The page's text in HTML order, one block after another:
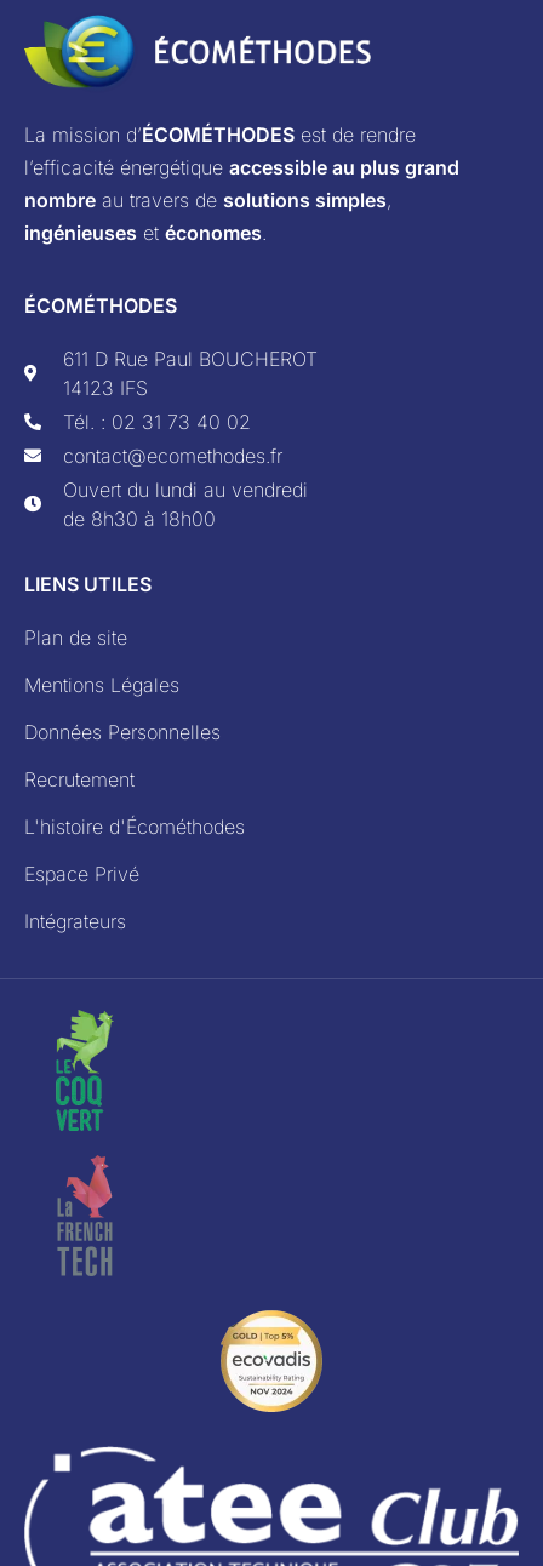
La mission d’ÉCOMÉTHODES est de rendre
l’efficacité énergétique accessible au plus grand
nombre au travers de solutions simples,
ingénieuses et économes
ÉCOMÉTHODES
611 D Rue Paul BOUCHEROT
14123 IFS
Tél. : 02 31 73 40 02
contact@ecomethodes.fr
Ouvert du lundi au vendredi
de 8h30 à 18h00
LIENS UTILES
Plan de site
Mentions Légales
Données Personnelles
Recrutement
L'histoire d'Écométhodes
Espace Privé
Intégrateurs